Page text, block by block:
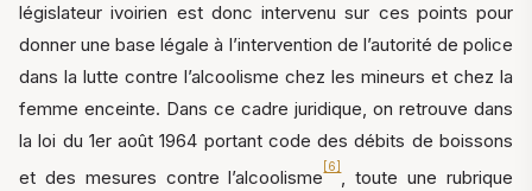
législateur ivoirien est donc intervenu sur ces points pour
donner une base légale à l’intervention de l’autorité de police
dans la lutte contre l’alcoolisme chez les mineurs et chez la
femme enceinte. Dans ce cadre juridique, on retrouve dans
la loi du 1er août 1964 portant code des débits de boissons
et des mesures contre l’alcoolisme [6] , toute une rubrique